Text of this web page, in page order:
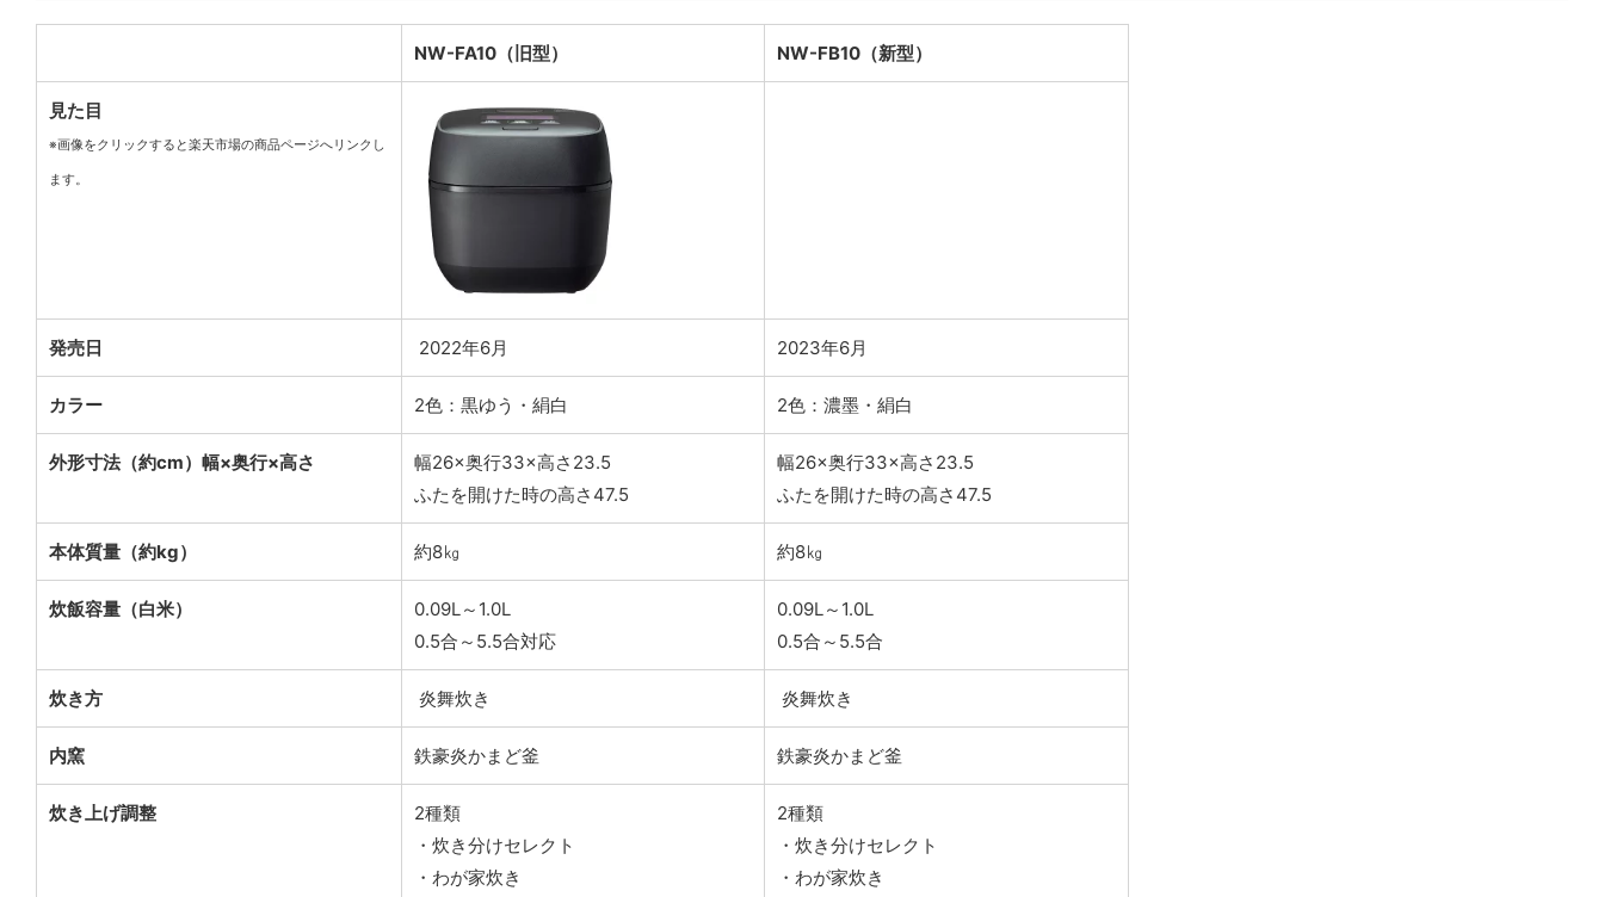
NW-FA10（旧型） NW-FB10（新型）
見た目
※画像をクリックすると楽天市場の商品ページへリンクし
ます。
発売日 2022年6月 2023年6月
カラー 2色：黒ゆう・絹白 2色：濃墨・絹白
外形寸法（約cm）幅×奥行×高さ
幅26×奥行33×高さ23.5
ふたを開けた時の高さ47.5
幅26×奥行33×高さ23.5
ふたを開けた時の高さ47.5
本体質量（約kg） 約8㎏ 約8㎏
炊飯容量（白米）
0.09L～1.0L
0.5合～5.5合対応
0.09L～1.0L
0.5合～5.5合
炊き方 炎舞炊き 炎舞炊き
内窯 鉄豪炎かまど釜 鉄豪炎かまど釜
炊き上げ調整
2種類
・炊き分けセレクト
・わが家炊き
2種類
・炊き分けセレクト
・わが家炊き